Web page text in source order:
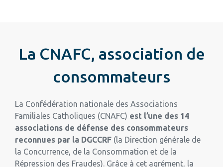
La CNAFC, association de
consommateurs
La Confédération nationale des Associations
Familiales Catholiques (CNAFC) est l’une des 14
associations de défense des consommateurs
reconnues par la DGCCRF (la Direction générale de
la Concurrence, de la Consommation et de la
Répression des Fraudes). Grâce à cet agrément, la